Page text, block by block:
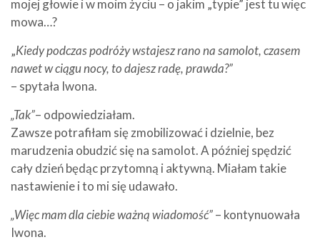
mojej głowie i w moim życiu – o jakim „typie” jest tu więc
mowa…?
„Kiedy podczas podróży wstajesz rano na samolot, czasem
nawet w ciągu nocy, to dajesz radę, prawda?”
– spytała Iwona.
„Tak”– odpowiedziałam.
Zawsze potrafiłam się zmobilizować i dzielnie, bez
marudzenia obudzić się na samolot. A później spędzić
cały dzień będąc przytomną i aktywną. Miałam takie
nastawienie i to mi się udawało.
„Więc mam dla ciebie ważną wiadomość”– kontynuowała
Iwona.